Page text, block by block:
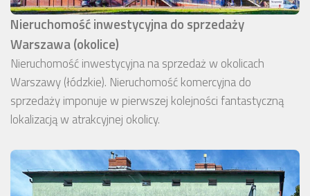
Nieruchomość inwestycyjna do sprzedaży
Warszawa (okolice)
Nieruchomość inwestycyjna na sprzedaż w okolicach
Warszawy (łódzkie). Nieruchomość komercyjna do
sprzedaży imponuje w pierwszej kolejności fantastyczną
lokalizacją w atrakcyjnej okolicy.